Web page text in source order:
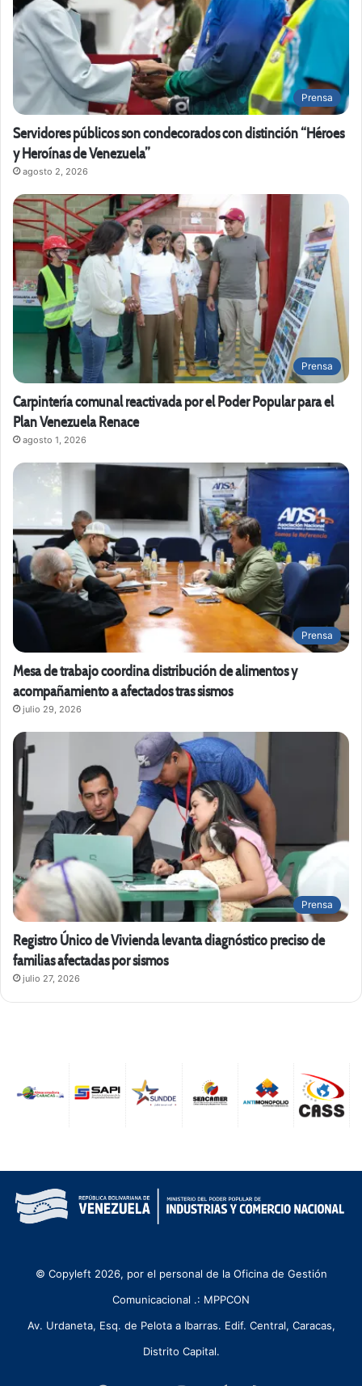
Prensa
Servidores públicos son condecorados con distinción “Héroes
y Heroínas de Venezuela”
agosto 2, 2026
Prensa
Carpintería comunal reactivada por el Poder Popular para el
Plan Venezuela Renace
agosto 1, 2026
Prensa
Mesa de trabajo coordina distribución de alimentos y
acompañamiento a afectados tras sismos
julio 29, 2026
Prensa
Registro Único de Vivienda levanta diagnóstico preciso de
familias afectadas por sismos
julio 27, 2026
© Copyleft 2026, por el personal de la Oficina de Gestión
Comunicacional .: MPPCON
Av. Urdaneta, Esq. de Pelota a Ibarras. Edif. Central, Caracas,
Distrito Capital.